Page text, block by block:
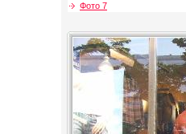
Фото 7